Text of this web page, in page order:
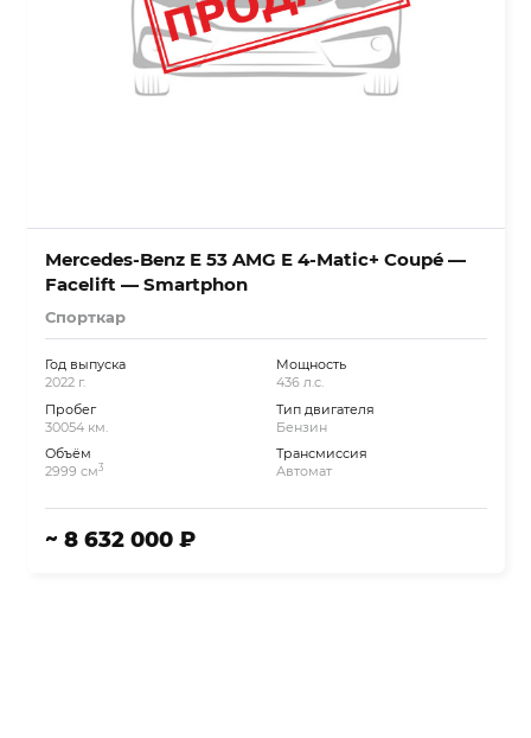
Mercedes-Benz E 53 AMG E 4-Matic+ Coupé —
Facelift — Smartphon
Спорткар
Год выпуска
2022 г.
Пробег
30054 км.
Объём
2999 см3
Мощность
436 л.с.
Тип двигателя
Бензин
Трансмиссия
Автомат
~ 8 632 000 ₽